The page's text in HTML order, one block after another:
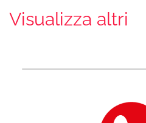
Visualizza altri